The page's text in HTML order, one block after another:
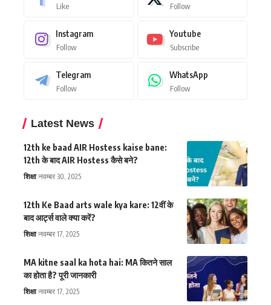
Like Follow
Instagram
Follow
Youtube
Subscribe
Telegram
Follow
WhatsApp
Follow
Latest News
12th ke baad AIR Hostess kaise bane:
12th के बाद AIR Hostess कैसे बने?
शिक्षा नवम्बर 30, 2025
12th Ke Baad arts wale kya kare: 12वीं के
बाद आर्ट्स वाले क्या करें?
शिक्षा नवम्बर 17, 2025
MA kitne saal ka hota hai: MA कितने साल
का होता है? पूरी जानकारी
शिक्षा नवम्बर 17, 2025